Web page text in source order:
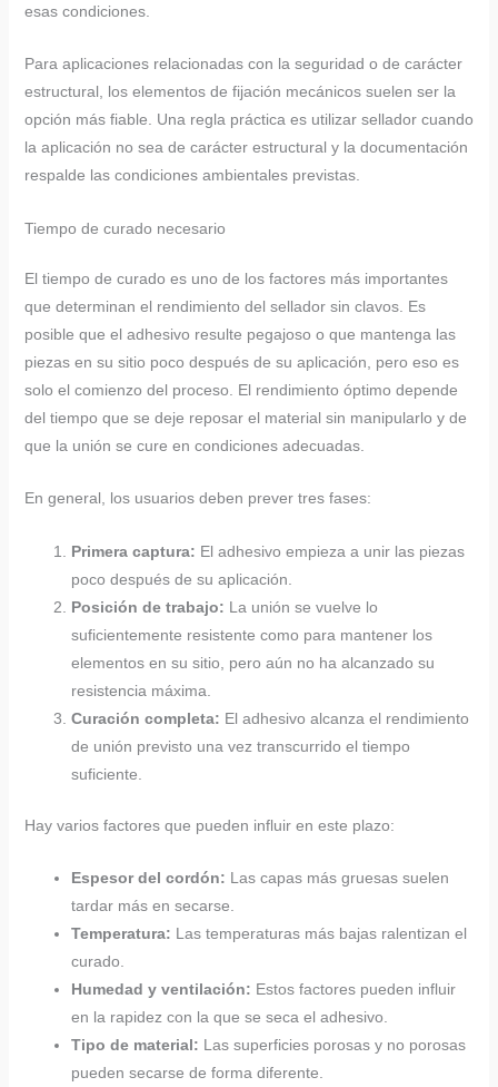
esas condiciones.
Para aplicaciones relacionadas con la seguridad o de carácter
estructural, los elementos de fijación mecánicos suelen ser la
opción más fiable. Una regla práctica es utilizar sellador cuando
la aplicación no sea de carácter estructural y la documentación
respalde las condiciones ambientales previstas.
Tiempo de curado necesario
El tiempo de curado es uno de los factores más importantes
que determinan el rendimiento del sellador sin clavos. Es
posible que el adhesivo resulte pegajoso o que mantenga las
piezas en su sitio poco después de su aplicación, pero eso es
solo el comienzo del proceso. El rendimiento óptimo depende
del tiempo que se deje reposar el material sin manipularlo y de
que la unión se cure en condiciones adecuadas.
En general, los usuarios deben prever tres fases:
Primera captura: El adhesivo empieza a unir las piezas
poco después de su aplicación.
Posición de trabajo: La unión se vuelve lo
suficientemente resistente como para mantener los
elementos en su sitio, pero aún no ha alcanzado su
resistencia máxima.
Curación completa: El adhesivo alcanza el rendimiento
de unión previsto una vez transcurrido el tiempo
suficiente.
Hay varios factores que pueden influir en este plazo:
Espesor del cordón: Las capas más gruesas suelen
tardar más en secarse.
Temperatura: Las temperaturas más bajas ralentizan el
curado.
Humedad y ventilación: Estos factores pueden influir
en la rapidez con la que se seca el adhesivo.
Tipo de material: Las superficies porosas y no porosas
pueden secarse de forma diferente.